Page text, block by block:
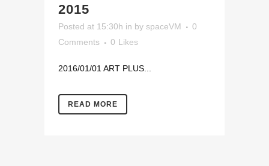
2015
Posted at 15:30h in by spaceVM
0
Comments
0 Likes
2016/01/01 ART PLUS...
READ MORE